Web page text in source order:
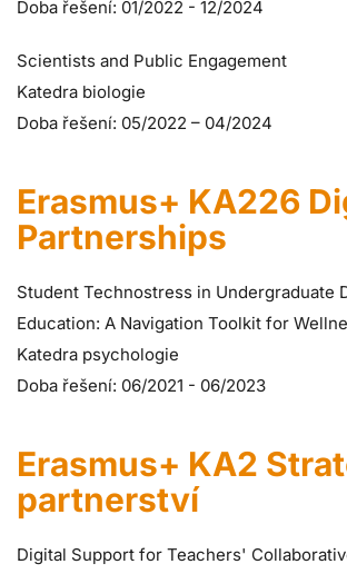
Doba řešení: 01/2022 - 12/2024
Scientists and Public Engagement
Katedra biologie
Doba řešení: 05/2022 – 04/2024
Erasmus+ KA226
Partnerships
Student Technostress in Undergraduate
Education: A Navigation Toolkit for
Katedra psychologie
Doba řešení: 06/2021 - 06/2023
Erasmus+ KA2
partnerství
Digital Support for Teachers'